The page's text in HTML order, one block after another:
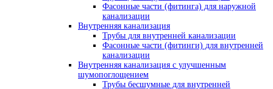
Фасонные части (фитинга) для наружной
канализации
Внутренняя канализация
Трубы для внутренней канализации
Фасонные части (фитинги) для внутренней
канализации
Внутренняя канализация с улучшенным
шумопоглощением
Трубы бесшумные для внутренней